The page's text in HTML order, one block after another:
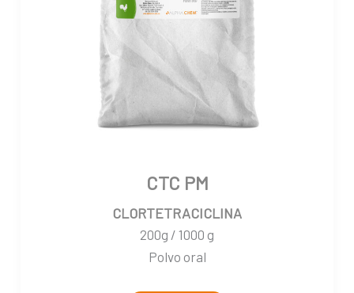
CTC PM
CLORTETRACICLINA
200g / 1000 g
Polvo oral